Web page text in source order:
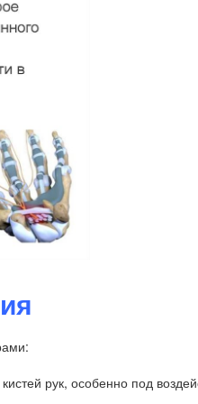
рук, особенно под